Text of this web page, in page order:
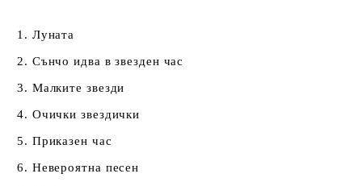
1. Луната
2. Сънчо идва в звезден час
3. Малките звезди
4. Очички звездички
5. Приказен час
6. Невероятна песен